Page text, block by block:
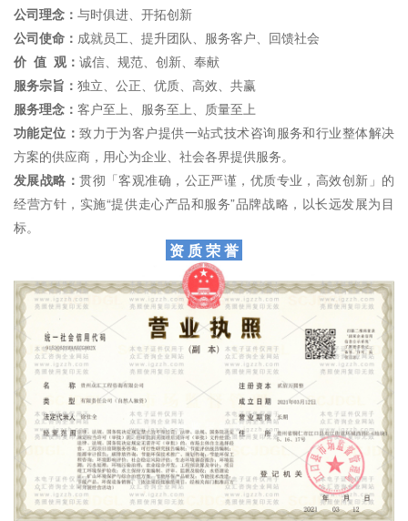
公司理念： 与时俱进、开拓创新
公司使命： 成就员工、提升团队、服务客户、回馈社会
价 值 观： 诚信、规范、创新、奉献
服务宗旨： 独立、公正、优质、高效、共赢
服务理念： 客户至上、服务至上、质量至上
功能定位：致力于为客户提供一站式技术咨询服务和行业整体解决
方案的供应商，用心为企业、社会各界提供服务。
发展战略：贯彻「客观准确，公正严谨，优质专业，高效创新」的
经营方针，实施“提供走心产品和服务”品牌战略，以长远发展为目
标。
资 质 荣 誉